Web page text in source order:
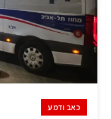
כאב ודמע